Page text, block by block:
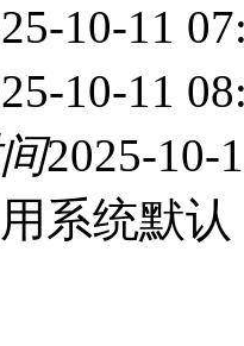
10-11
10-11
2025-10-
系统默认